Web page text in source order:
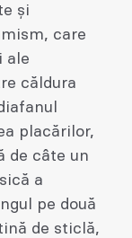
și
care
ale
căldura
placărilor,
de câte un
a
pe două
de sticlă,